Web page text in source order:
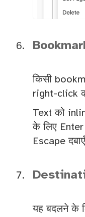
किसी
right-click
Text को
के लिए Enter
Escape
यह बदलने के